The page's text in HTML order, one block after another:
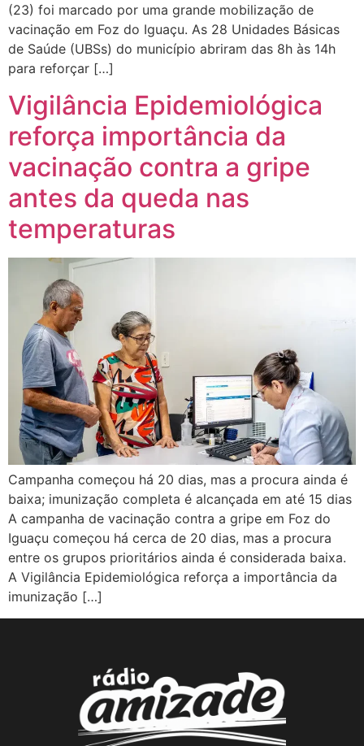
(23) foi marcado por uma grande mobilização de
vacinação em Foz do Iguaçu. As 28 Unidades Básicas
de Saúde (UBSs) do município abriram das 8h às 14h
para reforçar […]
Vigilância Epidemiológica
reforça importância da
vacinação contra a gripe
antes da queda nas
temperaturas
Campanha começou há 20 dias, mas a procura ainda é
baixa; imunização completa é alcançada em até 15 dias
A campanha de vacinação contra a gripe em Foz do
Iguaçu começou há cerca de 20 dias, mas a procura
entre os grupos prioritários ainda é considerada baixa.
A Vigilância Epidemiológica reforça a importância da
imunização […]